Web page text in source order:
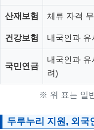
※ 위 표는 일
산재보험 체류 자격
건강보험 내국인과
국민연금
내국인과
려)
두루누리 지원, 외국